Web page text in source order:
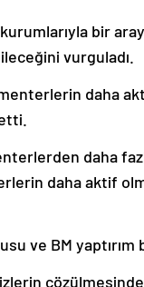
bir
vurguladı.
daha
daha
daha aktif
ve BM yaptırım